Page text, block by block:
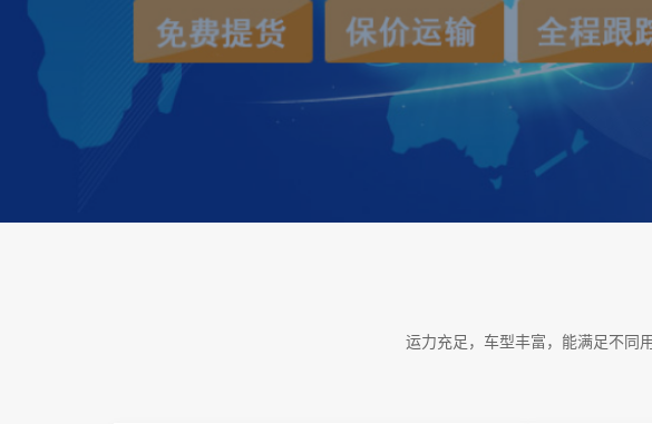
运力充足，车型丰富，能满足不同